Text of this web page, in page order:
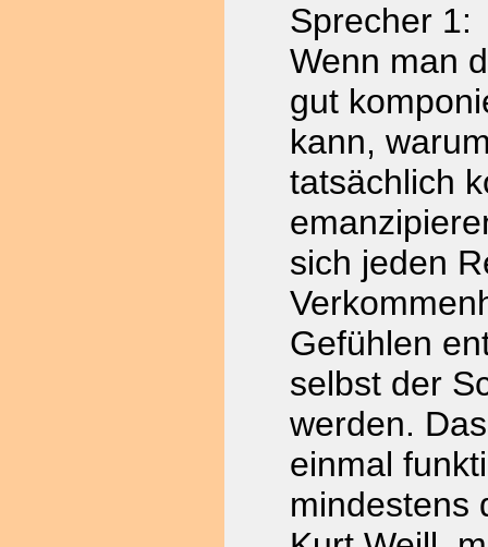
Sprecher 1:
Wenn man
gut
kann,
tatsächlich
sich jeden
Gefühlen
selbst der
werden.
einmal
mindestens